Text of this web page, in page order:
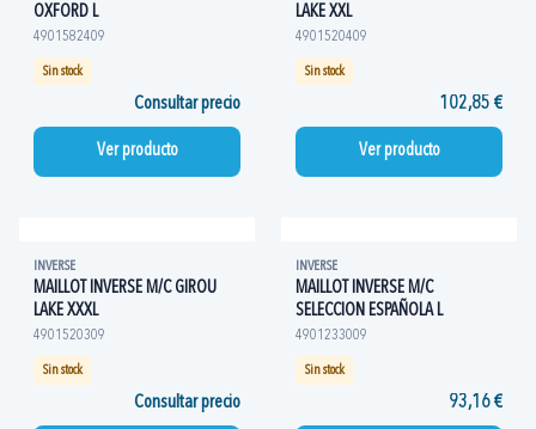
OXFORD L
4901582409
Sin stock
Consultar precio
Ver producto
LAKE XXL
4901520409
Sin stock
102,85 €
Ver producto
INVERSE
MAILLOT INVERSE M/C GIROU
LAKE XXXL
4901520309
Sin stock
Consultar precio
INVERSE
MAILLOT INVERSE M/C
SELECCION ESPAÑOLA L
4901233009
Sin stock
93,16 €